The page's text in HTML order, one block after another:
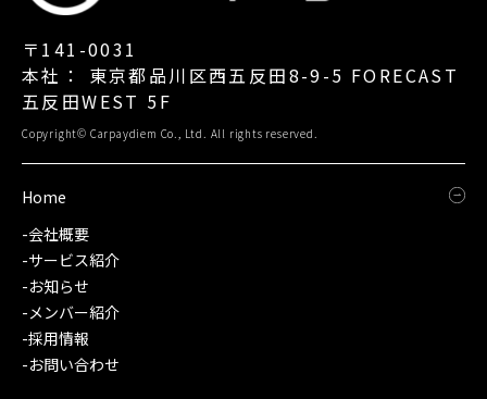
〒141-0031
本社： 東京都品川区西五反田8-9-5 FORECAST
五反田WEST 5F
Copyright© Carpaydiem Co., Ltd. All rights reserved.
Home
-会社概要
-サービス紹介
-お知らせ
-メンバー紹介
-採用情報
-お問い合わせ